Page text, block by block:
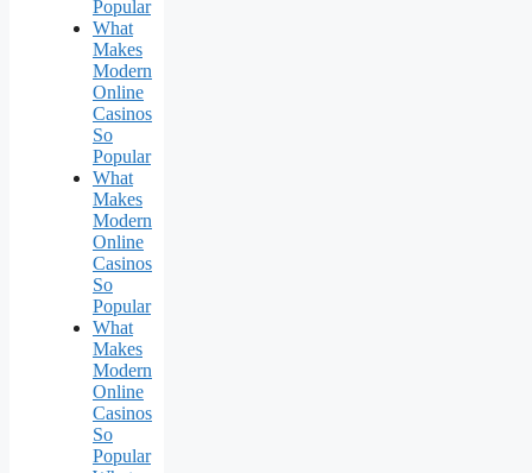
Popular
What
Makes
Modern
Online
Casinos
So
Popular
What
Makes
Modern
Online
Casinos
So
Popular
What
Makes
Modern
Online
Casinos
So
Popular